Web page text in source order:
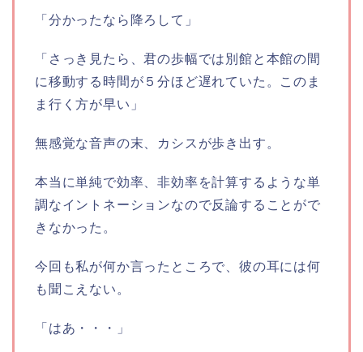
「分かったなら降ろして」
「さっき見たら、君の歩幅では別館と本館の間
に移動する時間が５分ほど遅れていた。このま
ま行く方が早い」
無感覚な音声の末、カシスが歩き出す。
本当に単純で効率、非効率を計算するような単
調なイントネーションなので反論することがで
きなかった。
今回も私が何か言ったところで、彼の耳には何
も聞こえない。
「はあ・・・」